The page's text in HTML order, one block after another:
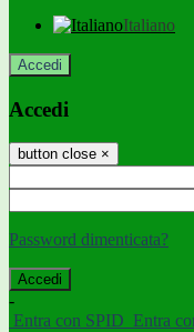
Italiano
Accedi
Accedi
button close ×
Password dimenticata?
-
Entra con SPID Entra